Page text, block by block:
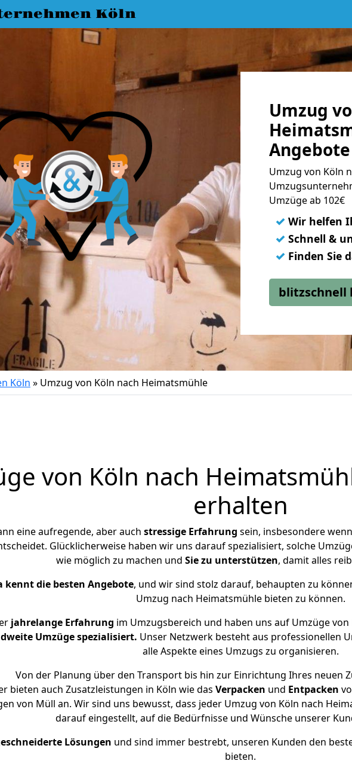
Köln
Umzug
Angebote
Umzug von Köln
Umzüge ab 102€
✓ Wir helfen
✓ Schnell &
✓ Finden Sie
blitzschnell
Köln » Umzug von Köln nach Heimatsmühle
von Köln nach
erhalten
eine aufregende, aber auch stressige Erfahrung sein, insbesondere
Glücklicherweise haben wir uns darauf spezialisiert, solche
wie möglich zu machen und Sie zu unterstützen, damit alles
kennt die besten Angebote, und wir sind stolz darauf, behaupten zu
Umzug nach Heimatsmühle bieten zu können.
jahrelange Erfahrung im Umzugsbereich und haben uns auf Umzüge
Umzüge spezialisiert. Unser Netzwerk besteht aus professionellen
alle Aspekte eines Umzugs zu organisieren.
Von der Planung über den Transport bis hin zur Einrichtung Ihres neuen
bieten auch Zusatzleistungen in Köln wie das Verpacken und Entpacken
von Müll an. Wir sind uns bewusst, dass jeder Umzug von Köln nach
darauf eingestellt, auf die Bedürfnisse und Wünsche unserer
Lösungen und sind immer bestrebt, unseren Kunden den
bieten.